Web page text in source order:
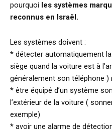
pourquoi les systèmes
reconnus en Israël.
Les systèmes doivent :
* détecter automatiquement
siège quand la voiture est à
généralement son téléphone )
* être équipé d’un système
l’extérieur de la voiture (
exemple)
* avoir une alarme de